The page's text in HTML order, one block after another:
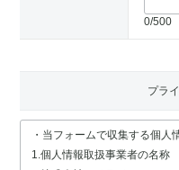
0/500
プラ
・当フォームで収集する個人
1.個人情報取扱事業者の名称